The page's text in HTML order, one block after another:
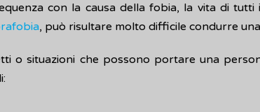
con la causa della fobia, la vita di
, può risultare molto difficile condurre
o situazioni che possono portare una